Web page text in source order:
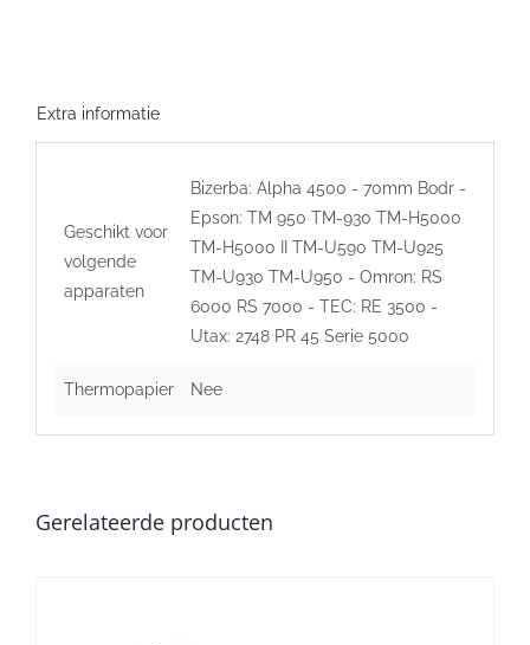
Extra informatie
Geschikt voor
volgende
apparaten
Bizerba: Alpha 4500 - 70mm Bodr -
Epson: TM 950 TM-930 TM-H5000
TM-H5000 II TM-U590 TM-U925
TM-U930 TM-U950 - Omron: RS
6000 RS 7000 - TEC: RE 3500 -
Utax: 2748 PR 45 Serie 5000
Thermopapier Nee
Gerelateerde producten